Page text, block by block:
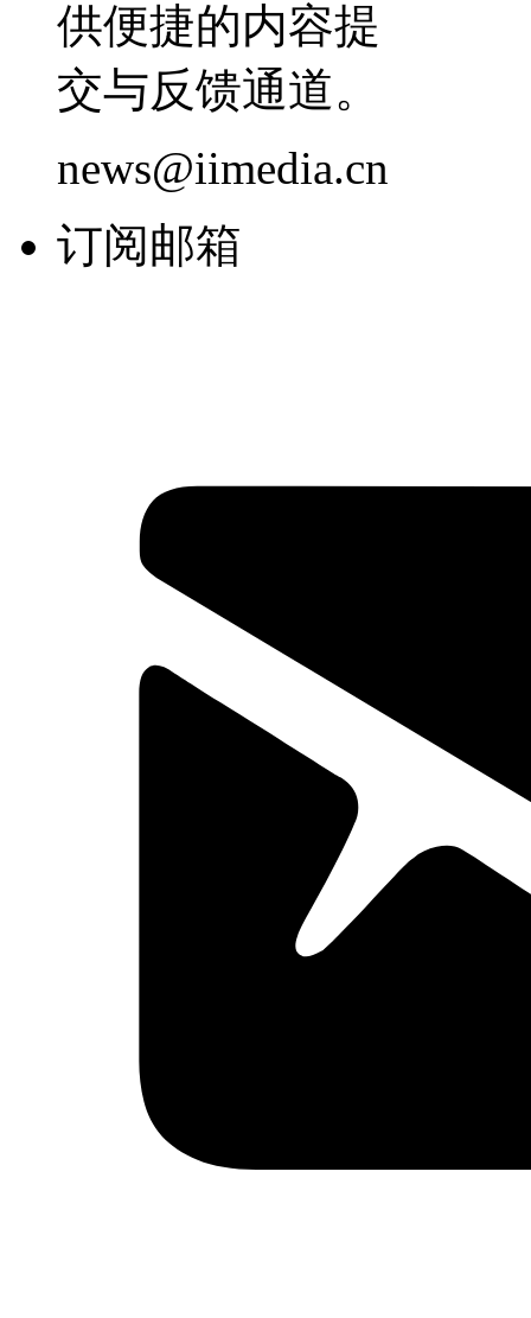
供便捷的内容提
交与反馈通道。
news@iimedia.cn
订阅邮箱